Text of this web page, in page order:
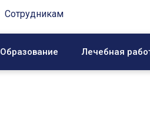
Сотрудникам
Образование Лечебная